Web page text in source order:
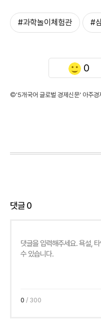
#과학놀이체험관 #
0
©'5개국어 글로벌 경제신문' 아주경
댓글0
0 / 300